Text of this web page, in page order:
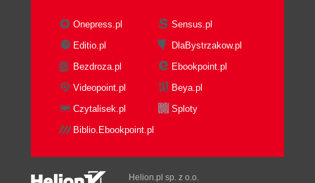
Onepress.pl
Sensus.pl
Editio.pl
DlaBystrzakow.pl
Bezdroza.pl
Ebookpoint.pl
Videopoint.pl
Beya.pl
Czytalisek.pl
Sploty
Biblio.Ebookpoint.pl
Helion.pl sp. z o.o.